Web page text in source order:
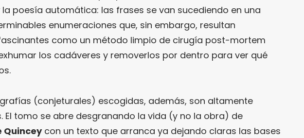
poesía automática: las frases se van sucediendo en una
enumeraciones que, sin embargo, resultan
como un método limpio de cirugía post-mortem
los cadáveres y removerlos por dentro para ver qué
(conjeturales) escogidas, además, son altamente
El tomo se abre desgranando la vida (y no la obra) de
Quinceycon un texto que arranca ya dejando claras las bases